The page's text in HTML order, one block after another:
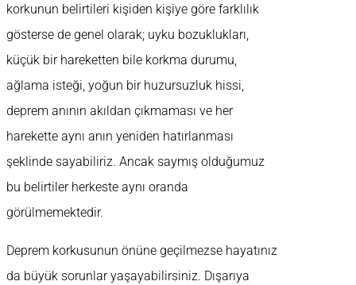
korkunun belirtileri kişiden kişiye göre farklılık
gösterse de genel olarak; uyku bozuklukları,
küçük bir hareketten bile korkma durumu,
ağlama isteği, yoğun bir huzursuzluk hissi,
deprem anının akıldan çıkmaması ve her
harekette aynı anın yeniden hatırlanması
şeklinde sayabiliriz. Ancak saymış olduğumuz
bu belirtiler herkeste aynı oranda
görülmemektedir.
Deprem korkusunun önüne geçilmezse hayatınız
da büyük sorunlar yaşayabilirsiniz. Dışarıya